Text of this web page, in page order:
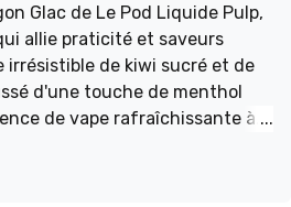
Glac de Le Pod Liquide Pulp,
allie praticité et saveurs
irrésistible de kiwi sucré et de
d'une touche de menthol
de vape rafraîchissante à
avec tous les dispositifs
diffusion optimale des saveurs.